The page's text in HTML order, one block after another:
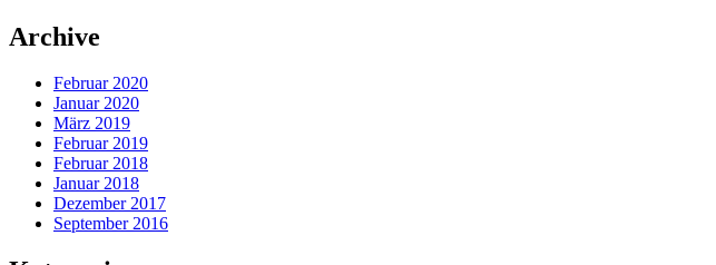
Archive
Februar 2020
Januar 2020
März 2019
Februar 2019
Februar 2018
Januar 2018
Dezember 2017
September 2016